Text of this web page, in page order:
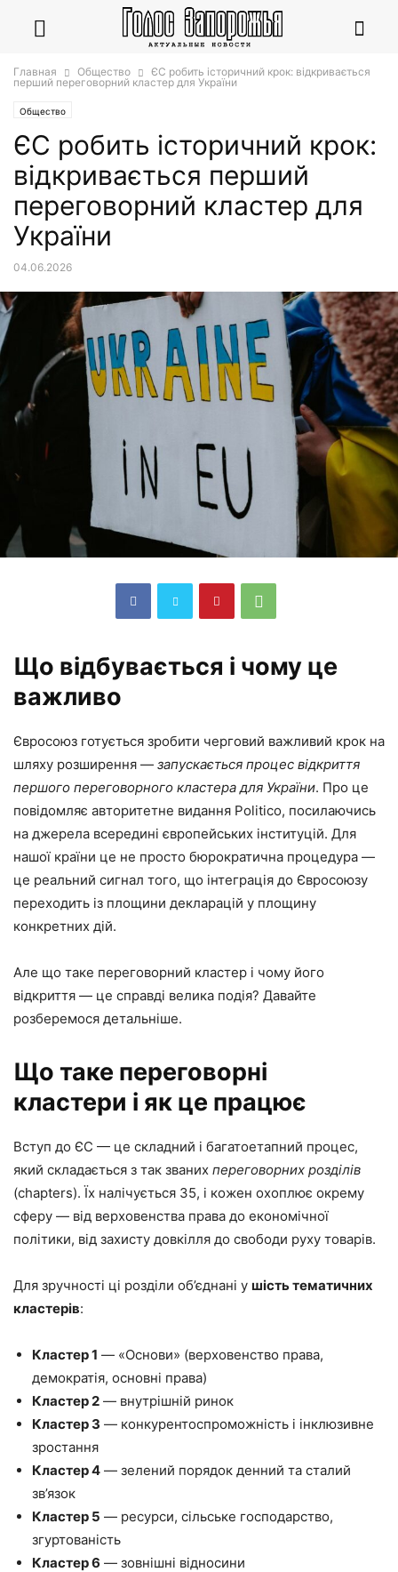
Главная Общество
ЄС робить історичний крок: відкривається
перший переговорний кластер для України
Общество
ЄС робить історичний крок:
відкривається перший
переговорний кластер для
України
04.06.2026
Що відбувається і чому це
важливо
Євросоюз готується зробити черговий важливий крок на
шляху розширення — запускається процес відкриття
першого переговорного кластера для України. Про це
повідомляє авторитетне видання Politico, посилаючись
на джерела всередині європейських інституцій. Для
нашої країни це не просто бюрократична процедура —
це реальний сигнал того, що інтеграція до Євросоюзу
переходить із площини декларацій у площину
конкретних дій.
Але що таке переговорний кластер і чому його
відкриття — це справді велика подія? Давайте
розберемося детальніше.
Що таке переговорні
кластери і як це працює
Вступ до ЄС — це складний і багатоетапний процес,
який складається з так званих переговорних розділів
(chapters). Їх налічується 35, і кожен охоплює окрему
сферу — від верховенства права до економічної
політики, від захисту довкілля до свободи руху товарів.
Для зручності ці розділи об’єднані у шість тематичних
кластерів:
Кластер 1 — «Основи» (верховенство права,
демократія, основні права)
Кластер 2 — внутрішній ринок
Кластер 3 — конкурентоспроможність і інклюзивне
зростання
Кластер 4 — зелений порядок денний та сталий
зв’язок
Кластер 5 — ресурси, сільське господарство,
згуртованість
Кластер 6 — зовнішні відносини